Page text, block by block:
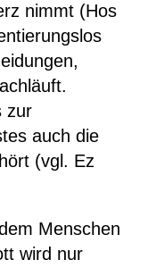
nimmt (Hos
zur
auch die
(vgl. Ez
Menschen
wird nur